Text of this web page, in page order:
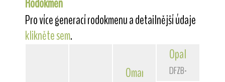
Pro více generací rodokmenu a detailnější údaje
klikněte sem.
Omar z Kuliaru
Opal
DFZB-98 4231